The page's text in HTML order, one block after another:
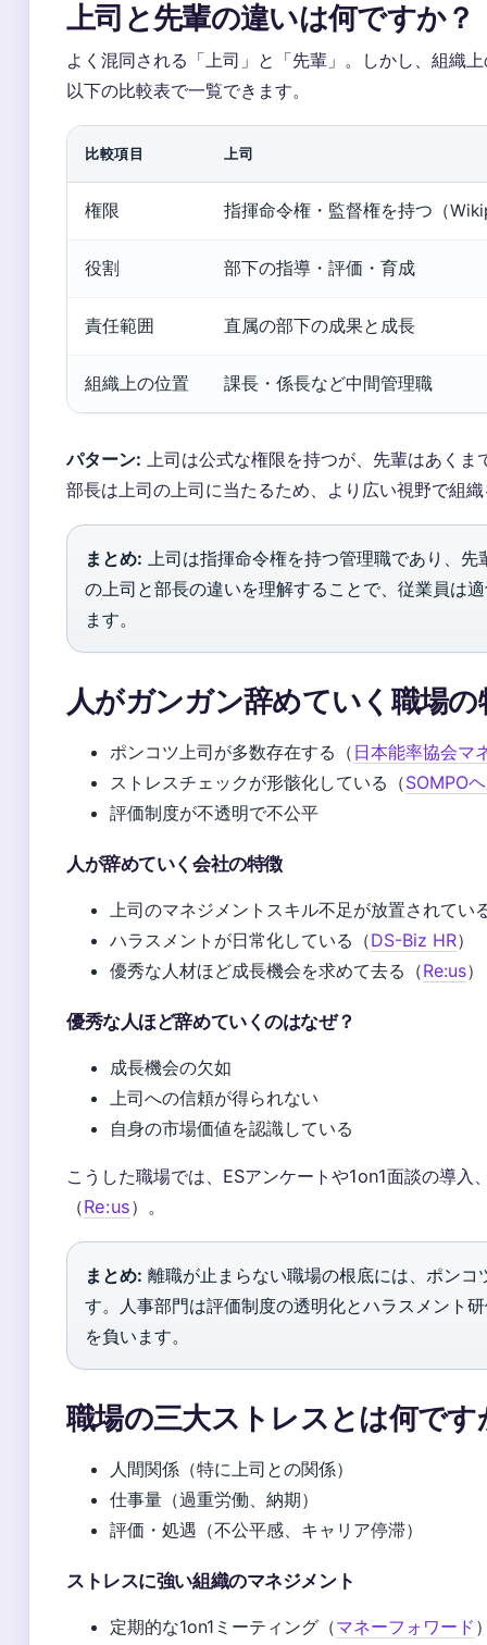
上司と先輩の違いは何ですか？
よく混同される「上司」と「先輩」。しかし、組織
以下の比較表で一覧できます。
比較項目 上司
権限 指揮命令権・監督権を持つ（
役割 部下の指導・評価・育成
責任範囲 直属の部下の成果と成長
組織上の位置 課長・係長など中間管理職
パターン: 上司は公式な権限を持つが、先輩はあくま
部長は上司の上司に当たるため、より広い視野で組
まとめ: 上司は指揮命令権を持つ管理職であり、
の上司と部長の違いを理解することで、従業員は
ます。
人がガンガン辞めていく職場の
ポンコツ上司が多数存在する（ 日本能率協会マ
ストレスチェックが形骸化している（SOMPO
評価制度が不透明で不公平
人が辞めていく会社の特徴
上司のマネジメントスキル不足が放置されてい
ハラスメントが日常化している（DS-Biz HR）
優秀な人材ほど成長機会を求めて去る（Re:us）
優秀な人ほど辞めていくのはなぜ？
成長機会の欠如
上司への信頼が得られない
自身の市場価値を認識している
こうした職場では、ESアンケートや1on1面談の導入
（Re:us）。
まとめ: 離職が止まらない職場の根底には、ポン
す。人事部門は評価制度の透明化とハラスメント
を負います。
職場の三大ストレスとは何です
人間関係（特に上司との関係）
仕事量（過重労働、納期）
評価・処遇（不公平感、キャリア停滞）
ストレスに強い組織のマネジメント
定期的な1on1ミーティング（マネーフォワード